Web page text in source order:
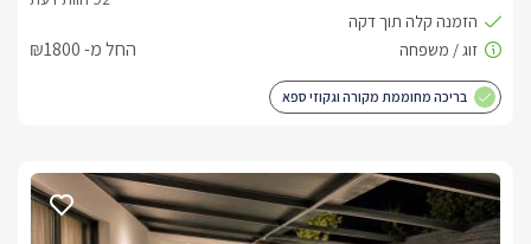
החל מ- ₪1800
בריכה מחוממת מקורה וגקוזי ספא